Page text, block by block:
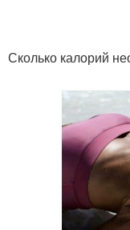
Сколько калорий